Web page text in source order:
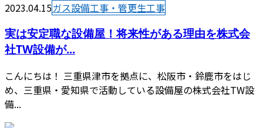
2023.04.15ガス設備工事・管更生工事
実は安定職な設備屋！将来性がある理由を株式会
社TW設備が...
こんにちは！ 三重県津市を拠点に、松阪市・鈴鹿市をはじ
め、三重県・愛知県で活動している設備屋の株式会社TW設
備...